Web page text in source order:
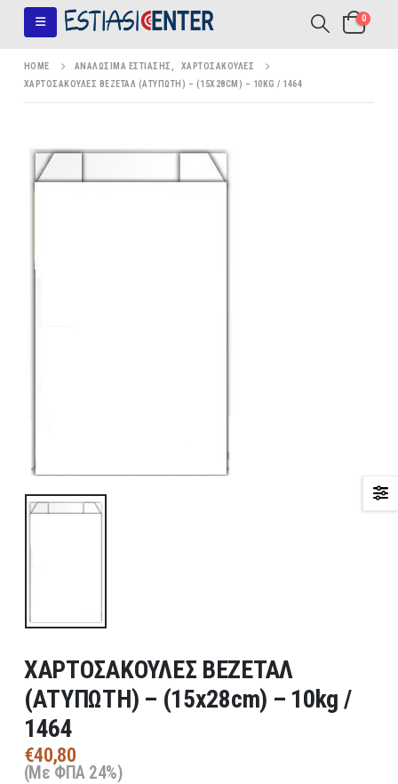
0
HOME ΑΝΑΛΏΣΙΜΑ ΕΣΤΊΑΣΗΣ
ΧΑΡΤΟΣΑΚΟΎΛΕΣ
ΧΑΡΤΟΣΑΚΟΥΛΕΣ ΒΕΖΕΤΑΛ (ΑΤΥΠΩΤΗ) – (15X28CM) – 10KG / 1464
ΧΑΡΤΟΣΑΚΟΥΛΕΣ ΒΕΖΕΤΑΛ
(ΑΤΥΠΩΤΗ) – (15x28cm) – 10kg /
1464
€40,80
(Με ΦΠΑ 24%)